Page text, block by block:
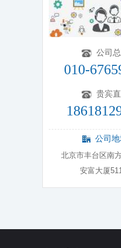
公司
010-
贵宾
公司地
北京市丰台区南
安富大厦